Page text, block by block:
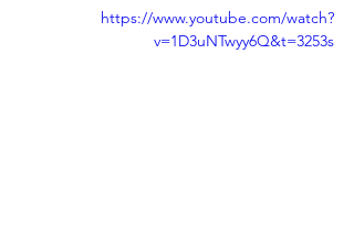
https://www.youtube.com/watch?
v=1D3uNTwyy6Q&t=3253s